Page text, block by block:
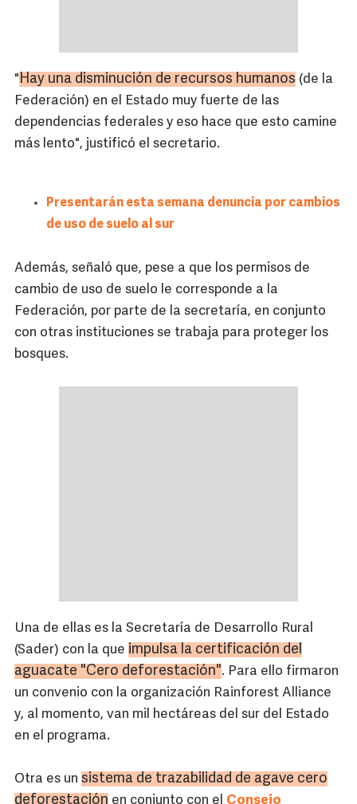
"Hay una disminución de recursos humanos (de la
Federación) en el Estado muy fuerte de las
dependencias federales y eso hace que esto camine
más lento", justificó el secretario.
Presentarán esta semana denuncia por cambios
de uso de suelo al sur
Además, señaló que, pese a que los permisos de
cambio de uso de suelo le corresponde a la
Federación, por parte de la secretaría, en conjunto
con otras instituciones se trabaja para proteger los
bosques.
Una de ellas es la Secretaría de Desarrollo Rural
(Sader) con la que impulsa la certificación del
aguacate "Cero deforestación". Para ello firmaron
un convenio con la organización Rainforest Alliance
y, al momento, van mil hectáreas del sur del Estado
en el programa.
Otra es un sistema de trazabilidad de agave cero
deforestación en conjunto con el Consejo